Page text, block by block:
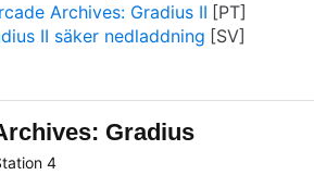
Archives: Gradius II
II säker nedladdning
Gradius
4